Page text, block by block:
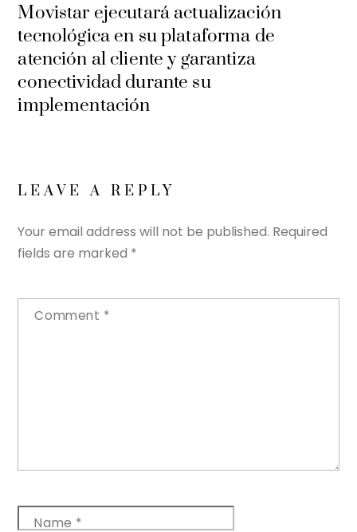
Movistar ejecutará actualización
tecnológica en su plataforma de
atención al cliente y garantiza
conectividad durante su
implementación
LEAVE A REPLY
Your email address will not be published. Required
fields are marked *
Comment *
Name *